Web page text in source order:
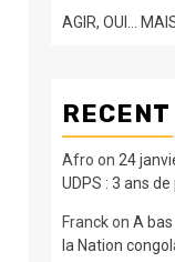
AGIR, OUI…
Afro on 24
UDPS : 3 ans
Franckon A
la Nation